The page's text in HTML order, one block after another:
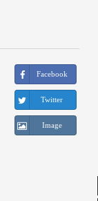
Facebook
Twitter
Image